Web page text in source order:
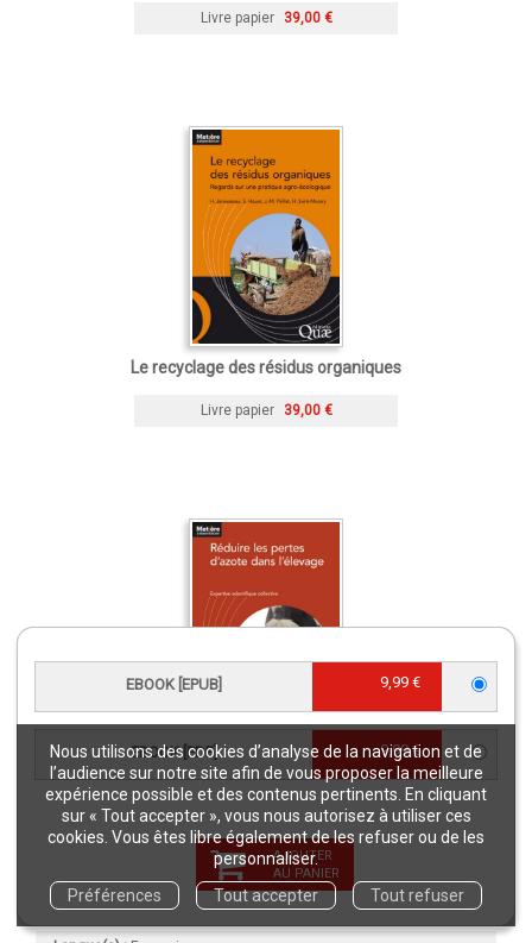
Nous utilisons des cookies d’analyse de la navigation et de
l’audience sur notre site afin de vous proposer la meilleure
expérience possible et des contenus pertinents. En cliquant
sur « Tout accepter », vous nous autorisez à utiliser ces
cookies. Vous êtes libre également de les refuser ou de les
personnaliser.
Préférences
Tout accepter Tout refuser
EBOOK [EPUB] 9,99 €
EBOOK [PDF] 9,99 €
AJOUTER
AU PANIER
Livre papier 39,00 €
Le recyclage des résidus organiques
Livre papier 39,00 €
Réduire les pertes d'azote dans
l'élevage
Livre papier 35,00 €
CARACTÉRISTIQUES